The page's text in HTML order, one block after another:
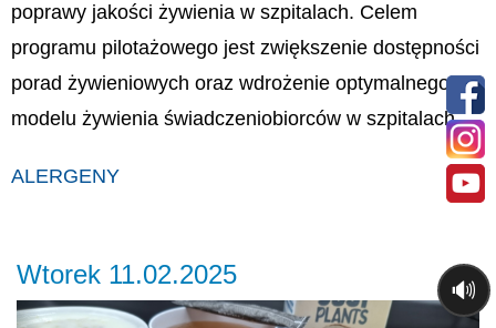
poprawy jakości żywienia w szpitalach. Celem
programu pilotażowego jest zwiększenie dostępności
porad żywieniowych oraz wdrożenie optymalnego
modelu żywienia świadczeniobiorców w szpitalach.
ALERGENY
Wtorek 11.02.2025
Previous
🔊